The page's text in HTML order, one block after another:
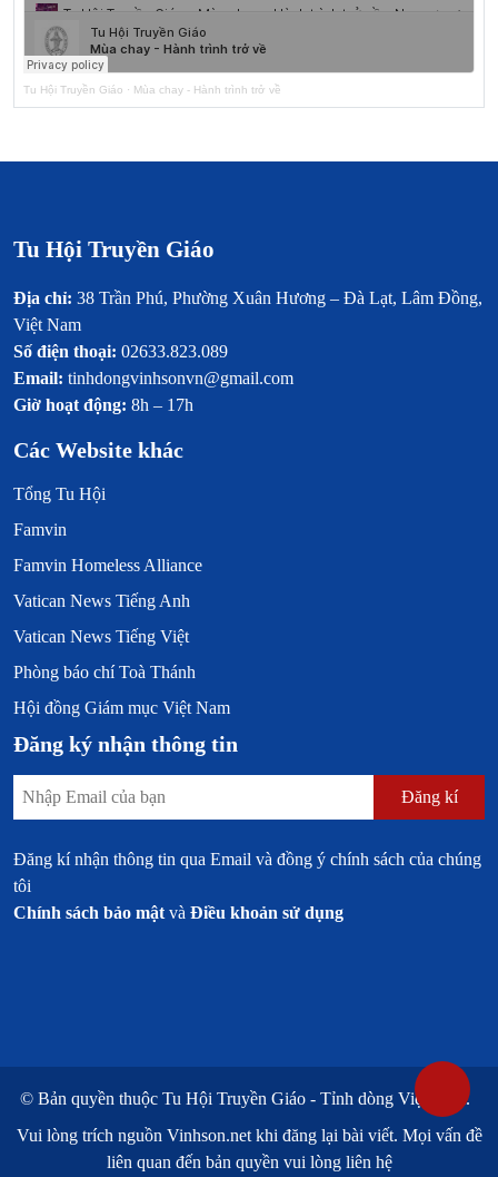
Tu Hội Truyền Giáo · Mùa chay - Hành trình trở về
Tu Hội Truyền Giáo
Địa chỉ: 38 Trần Phú, Phường Xuân Hương – Đà Lạt, Lâm Đồng,
Việt Nam
Số điện thoại: 02633.823.089
Email: tinhdongvinhsonvn@gmail.com
Giờ hoạt động: 8h – 17h
Các Website khác
Tổng Tu Hội
Famvin
Famvin Homeless Alliance
Vatican News Tiếng Anh
Vatican News Tiếng Việt
Phòng báo chí Toà Thánh
Hội đồng Giám mục Việt Nam
Đăng ký nhận thông tin
Đăng kí
Đăng kí nhận thông tin qua Email và đồng ý chính sách của chúng
tôi
Chính sách bảo mật và Điều khoản sử dụng
© Bản quyền thuộc Tu Hội Truyền Giáo - Tỉnh dòng Việt Nam.
Vui lòng trích nguồn Vinhson.net khi đăng lại bài viết. Mọi vấn đề
liên quan đến bản quyền vui lòng liên hệ